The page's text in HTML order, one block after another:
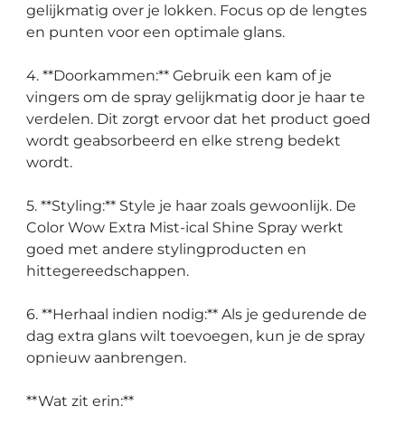
gelijkmatig over je lokken. Focus op de lengtes
en punten voor een optimale glans.
4. **Doorkammen:** Gebruik een kam of je
vingers om de spray gelijkmatig door je haar te
verdelen. Dit zorgt ervoor dat het product goed
wordt geabsorbeerd en elke streng bedekt
wordt.
5. **Styling:** Style je haar zoals gewoonlijk. De
Color Wow Extra Mist-ical Shine Spray werkt
goed met andere stylingproducten en
hittegereedschappen.
6. **Herhaal indien nodig:** Als je gedurende de
dag extra glans wilt toevoegen, kun je de spray
opnieuw aanbrengen.
**Wat zit erin:**